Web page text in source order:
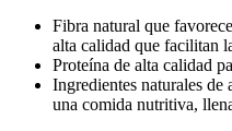
Fibra natural que
alta calidad que facilitan
Proteína de alta calidad
Ingredientes naturales de
una comida nutritiva,